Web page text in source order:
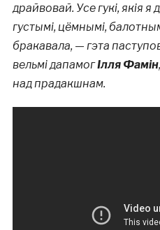
драйвовай. Усе гукі, якія я
густымі, цёмнымі,
бракавала, — гэта
вельмі дапамогІлля Фамін
над прадакшнам.